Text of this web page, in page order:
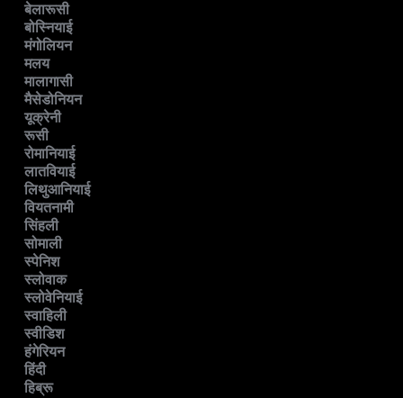
बेलारूसी
बोस्नियाई
मंगोलियन
मलय
मालागासी
मैसेडोनियन
यूक्रेनी
रूसी
रोमानियाई
लातवियाई
लिथुआनियाई
वियतनामी
सिंहली
सोमाली
स्पेनिश
स्लोवाक
स्लोवेनियाई
स्वाहिली
स्वीडिश
हंगेरियन
हिंदी
हिब्रू